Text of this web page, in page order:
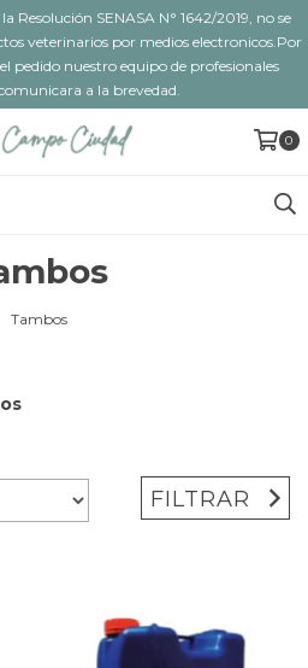
Resolución SENASA N° 1642/2019, no se
veterinarios por medios electronicos.Por
pedido nuestro equipo de profesionales
a la brevedad.
0
Tambos
FILTRAR